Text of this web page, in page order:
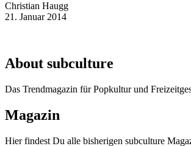
Christian Haugg
21. Januar 2014
About subculture
Das Trendmagazin für Popkultur und
Magazin
Hier findest Du alle bisherigen subculture